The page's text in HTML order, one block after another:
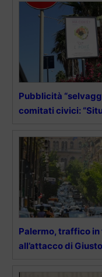
Pubblicità
comitati civici:
Palermo, traffico in
all’attacco di